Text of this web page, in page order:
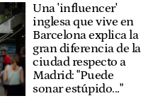
Una 'influencer'
inglesa que vive en
Barcelona explica la
gran diferencia de la
ciudad respecto a
Madrid: "Puede
sonar estúpido..."